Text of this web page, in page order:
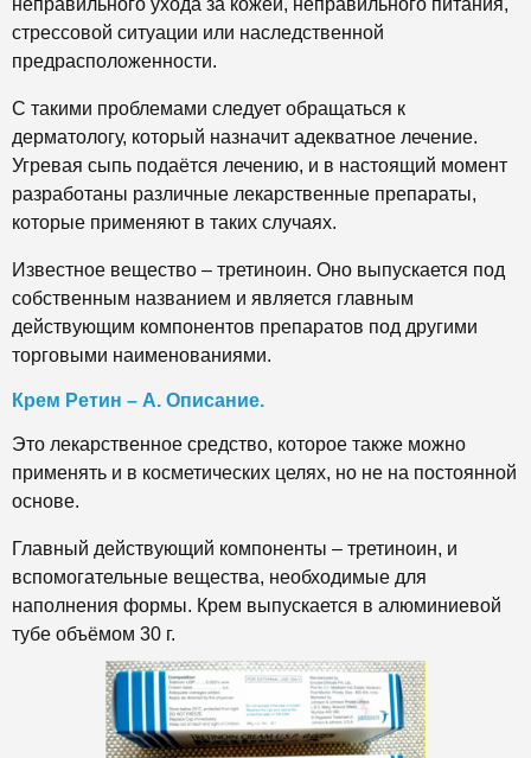
стрессовой ситуации или наследственной
предрасположенности.
С такими проблемами следует обращаться к
дерматологу, который назначит адекватное лечение.
Угревая сыпь подаётся лечению, и в настоящий момент
разработаны различные лекарственные препараты,
которые применяют в таких случаях.
Известное вещество – третиноин. Оно выпускается под
собственным названием и является главным
действующим компонентов препаратов под другими
торговыми наименованиями.
Крем Ретин – А. Описание.
Это лекарственное средство, которое также можно
применять и в косметических целях, но не на постоянной
основе.
Главный действующий компоненты – третиноин, и
вспомогательные вещества, необходимые для
наполнения формы. Крем выпускается в алюминиевой
тубе объёмом 30 г.